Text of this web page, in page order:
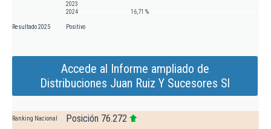
2023
2024
16,71 %
Resultado 2025 Positivo
Accede al Informe ampliado de
Distribuciones Juan Ruiz Y Sucesores Sl
Ranking Nacional Posición 76.272